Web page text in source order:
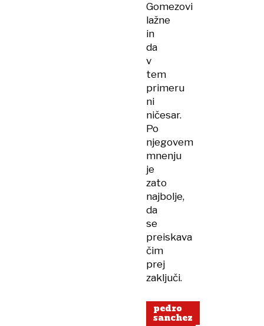
Gomezovi
lažne
in
da
v
tem
primeru
ni
ničesar.
Po
njegovem
mnenju
je
zato
najbolje,
da
se
preiskava
čim
prej
zaključi.
pedro
sanchez